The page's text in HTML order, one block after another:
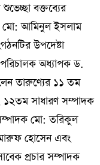
বক্তব্যের
মো: আমিনুল ইসলাম
উপদেষ্টা
অধ্যাপক ড.
তারুণ্যের ১১ তম
সাধারণ সম্পাদক
মো: তরিকুল
হোসেন এবং
প্রচার সম্পাদক